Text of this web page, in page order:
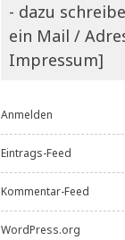
- dazu
ein Mail /
Impressum]
Anmelden
Eintrags-Feed
Kommentar-Feed
WordPress.org